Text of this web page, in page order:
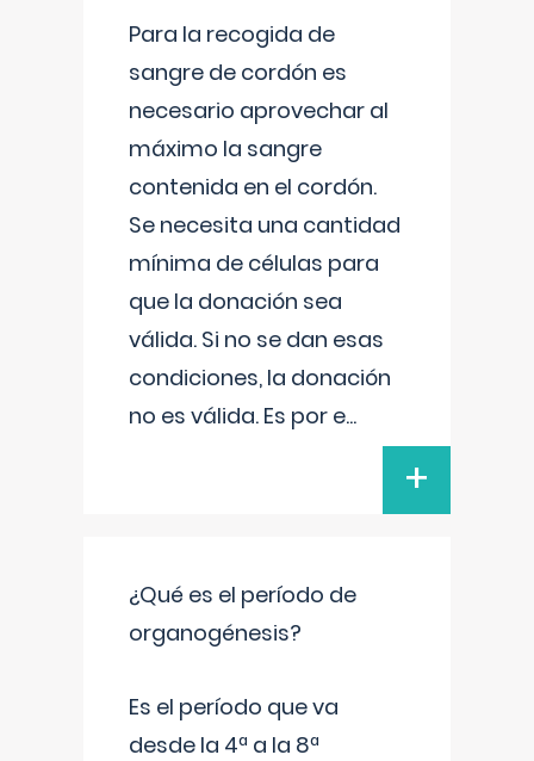
Para la recogida de
sangre de cordón es
necesario aprovechar al
máximo la sangre
contenida en el cordón.
Se necesita una cantidad
mínima de células para
que la donación sea
válida. Si no se dan esas
condiciones, la donación
no es válida. Es por e...
+
¿Qué es el período de
organogénesis?
Es el período que va
desde la 4ª a la 8ª